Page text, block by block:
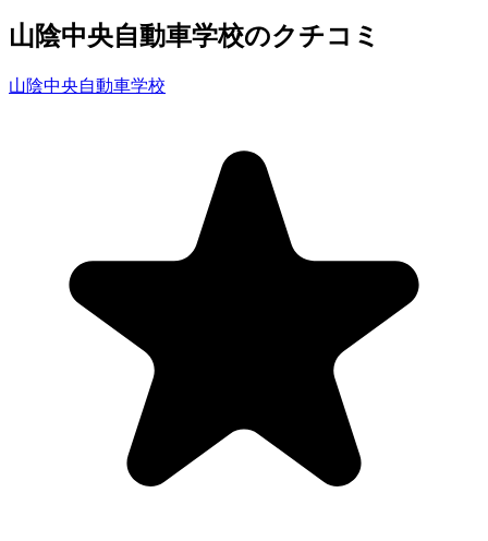
山陰中央自動車学校のクチコミ
山陰中央自動車学校